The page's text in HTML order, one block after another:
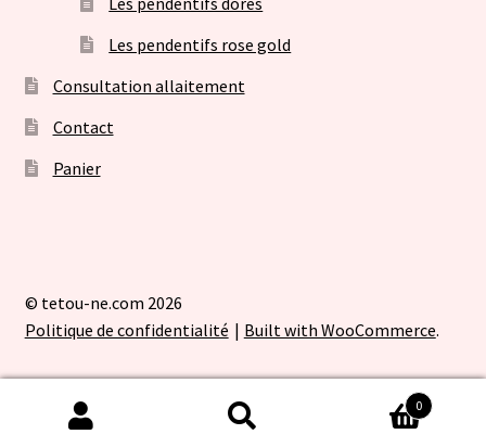
Les pendentifs rose gold
Consultation allaitement
Contact
Panier
© tetou-ne.com 2026
Politique de confidentialité
Built with WooCommerce.
Recherche
Recherche
0